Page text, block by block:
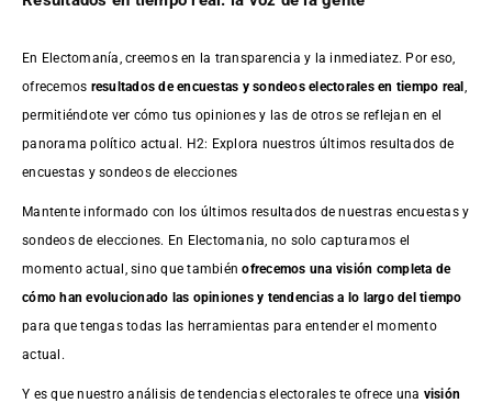
En Electomanía, creemos en la transparencia y la inmediatez. Por eso,
ofrecemos resultados deencuestas y sondeos electorales en tiempo real
permitiéndote ver cómo tus opiniones y las de otros se reflejan en el
panorama político actual. H2: Explora nuestros últimos resultados de
encuestas y sondeos de elecciones
Mantente informado con los últimos resultados de nuestras encuestasy
sondeos de elecciones. En Electomania, no solo capturamos el
momento actual, sino que tambiénofrecemos una visión completa de
cómo han evolucionado las opiniones y tendencias a lo largo del tiempo
para que tengas todas las herramientas para entender el momento
actual.
Y es que nuestro análisis de tendencias electorales te ofrece una visión